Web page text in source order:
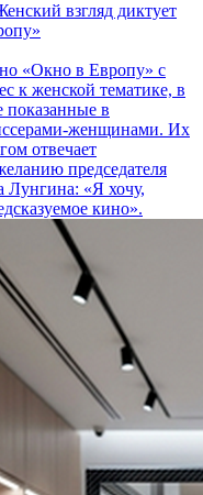
взгляд диктует
«Окно в Европу» с
к женской тематике, в
показанные в
женщинами. Их
отвечает
председателя
Лунгина: «Я хочу,
кино».